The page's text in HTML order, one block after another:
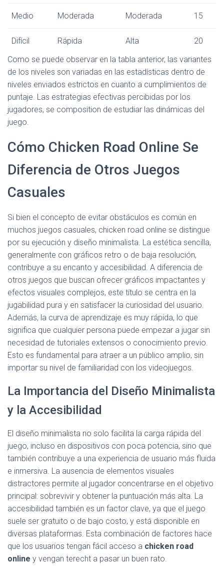
Medio Moderada Moderada 15
Difícil Rápida Alta
20
Como se puede observar en la tabla anterior, las variantes
de los niveles son variadas en las estadísticas dentro de
niveles enviados estrictos en cuanto a cumplimientos de
puntaje. Las estrategias efectivas percibidas por los
jugadores, se composition de estudiar las dinámicas del
juego.
Cómo Chicken Road Online Se
Diferencia de Otros Juegos
Casuales
Si bien el concepto de evitar obstáculos es común en
muchos juegos casuales, chicken road online se distingue
por su ejecución y diseño minimalista. La estética sencilla,
generalmente con gráficos retro o de baja resolución,
contribuye a su encanto y accesibilidad. A diferencia de
otros juegos que buscan ofrecer gráficos impactantes y
efectos visuales complejos, este título se centra en la
jugabilidad pura y en satisfacer la curiosidad del usuario.
Además, la curva de aprendizaje es muy rápida, lo que
significa que cualquier persona puede empezar a jugar sin
necesidad de tutoriales extensos o conocimiento previo.
Esto es fundamental para atraer a un público amplio, sin
importar su nivel de familiaridad con los videojuegos.
La Importancia del Diseño Minimalista
y la Accesibilidad
El diseño minimalista no solo facilita la carga rápida del
juego, incluso en dispositivos con poca potencia, sino que
también contribuye a una experiencia de usuario más fluida
e inmersiva. La ausencia de elementos visuales
distractores permite al jugador concentrarse en el objetivo
principal: sobrevivir y obtener la puntuación más alta. La
accesibilidad también es un factor clave, ya que el juego
suele ser gratuito o de bajo costo, y está disponible en
diversas plataformas. Esta combinación de factores hace
que los usuarios tengan fácil acceso a chicken road
online y vengan terecht a pasar un buen rato.